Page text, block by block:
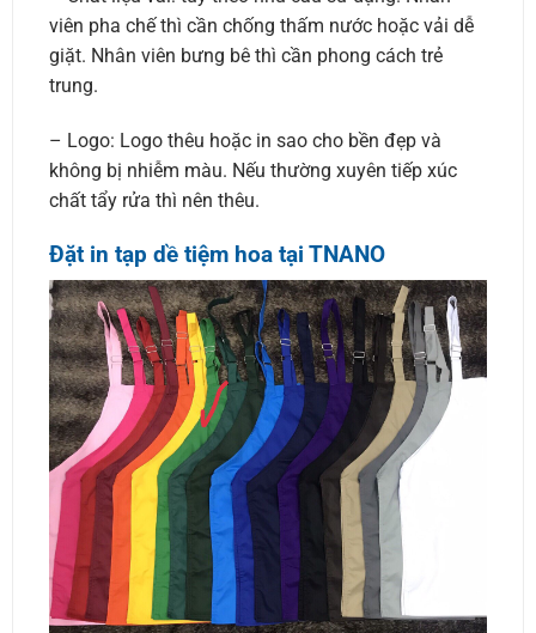
viên pha chế thì cần chống thấm nước hoặc vải dễ
giặt. Nhân viên bưng bê thì cần phong cách trẻ
trung.
– Logo: Logo thêu hoặc in sao cho bền đẹp và
không bị nhiễm màu. Nếu thường xuyên tiếp xúc
chất tẩy rửa thì nên thêu.
Đặt in tạp dề tiệm hoa tại TNANO